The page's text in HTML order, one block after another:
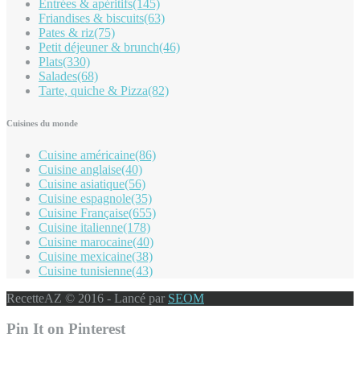
Entrées & apéritifs(145)
Friandises & biscuits(63)
Pates & riz(75)
Petit déjeuner & brunch(46)
Plats(330)
Salades(68)
Tarte, quiche & Pizza(82)
Cuisines du monde
Cuisine américaine(86)
Cuisine anglaise(40)
Cuisine asiatique(56)
Cuisine espagnole(35)
Cuisine Française(655)
Cuisine italienne(178)
Cuisine marocaine(40)
Cuisine mexicaine(38)
Cuisine tunisienne(43)
RecetteAZ © 2016 - Lancé par SEOM
Pin It on Pinterest